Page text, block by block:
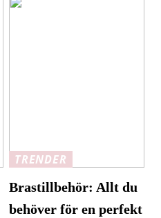
TRENDER
Brastillbehör: Allt du
behöver för en perfekt